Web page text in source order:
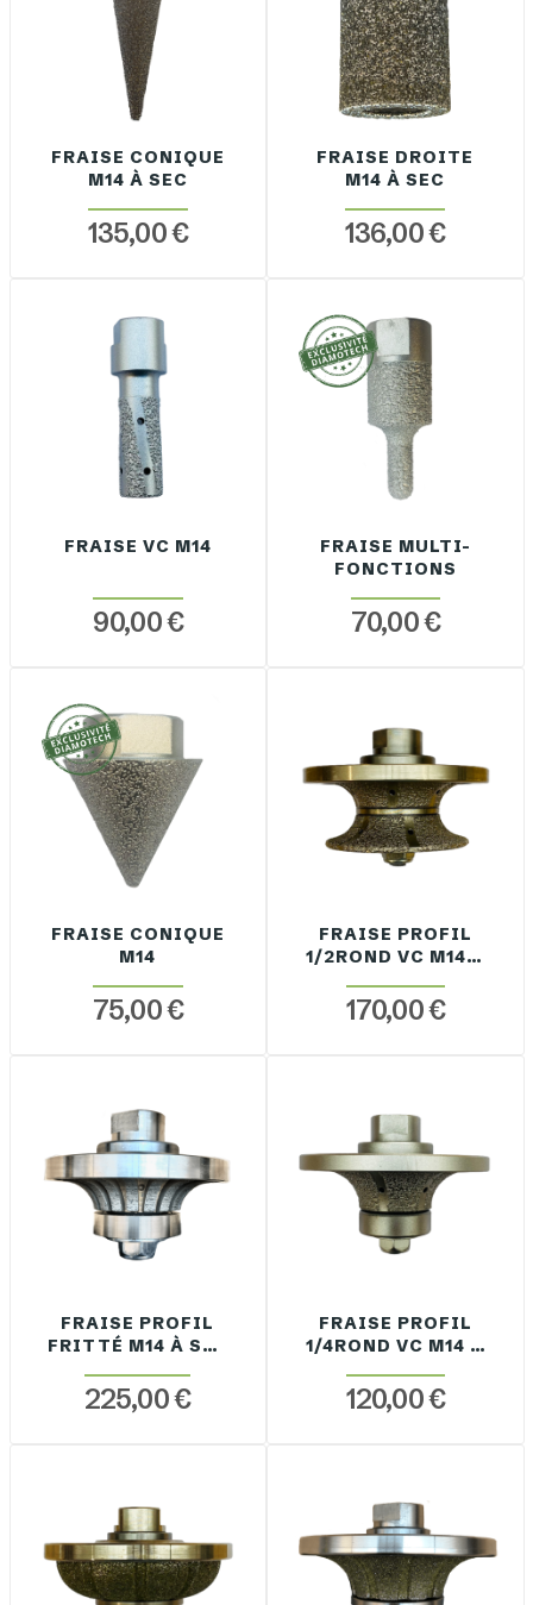
FRAISE CONIQUE
M14 À SEC
135,00 €
FRAISE DROITE
M14 À SEC
136,00 €
FRAISE VC M14
90,00 €
FRAISE MULTI-
FONCTIONS
70,00 €
FRAISE CONIQUE
M14
75,00 €
FRAISE PROFIL
1/2ROND VC M14 À
170,00 €
FRAISE PROFIL
FRITTÉ M14 À SEC
225,00 €
FRAISE PROFIL
1/4ROND VC M14 À
120,00 €